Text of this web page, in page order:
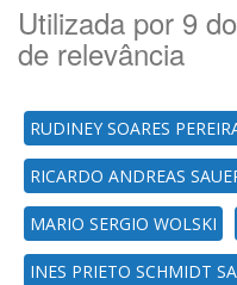
Utilizada por 9
de relevância
RUDINEY SOARES
RICARDO ANDREAS
MARIO SERGIO WOLSKI
INES PRIETO SCHMIDT